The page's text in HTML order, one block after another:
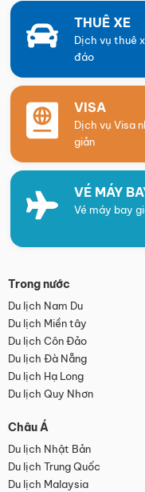
THUÊ XE
Dịch vụ thuê
đáo
VISA
Dịch vụ Visa
giản
VÉ MÁY
Vé máy bay
Trong nước
Du lịch Nam Du
Du lịch Miền tây
Du lịch Côn Đảo
Du lịch Đà Nẵng
Du lịch Hạ Long
Du lịch Quy Nhơn
Châu Á
Du lịch Nhật Bản
Du lịch Trung Quốc
Du lịch Malaysia